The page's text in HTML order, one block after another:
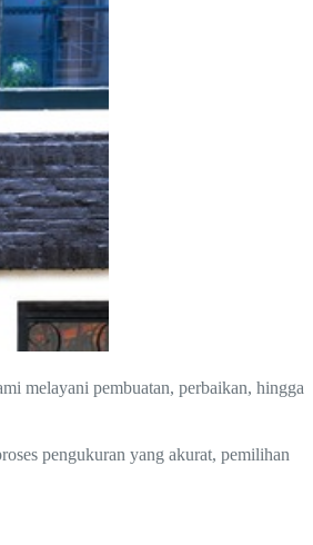
melayani pembuatan, perbaikan, hingga
pengukuran yang akurat, pemilihan